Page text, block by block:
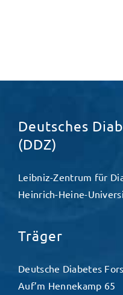
Deutsches
(DDZ)
Leibniz-Zentrum für
Heinrich-Heine-
Träger
Deutsche Diabetes
Auf’m Hennekamp 65